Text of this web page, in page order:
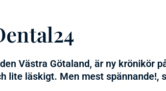
Västra Götaland, är ny krönikör
lite läskigt. Men mest spännande!,